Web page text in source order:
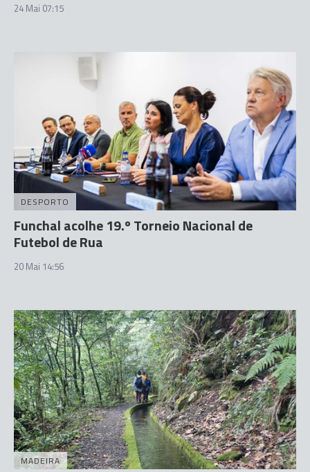
24 Mai 07:15
DESPORTO
Funchal acolhe 19.º Torneio Nacional de
Futebol de Rua
20 Mai 14:56
MADEIRA